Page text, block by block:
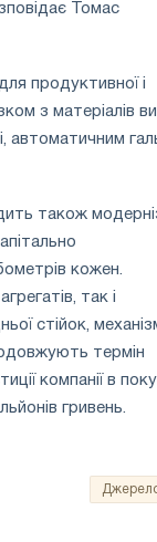
Томас
продуктивної і
з матеріалів
автоматичним
також
кожен.
так і
стійок,
термін
компанії в
гривень.